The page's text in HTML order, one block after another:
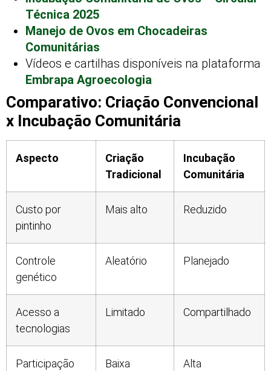
Técnica 2025
Manejo de Ovos em Chocadeiras
Comunitárias
Vídeos e cartilhas disponíveis na plataforma
Embrapa Agroecologia
Comparativo: Criação Convencional
x Incubação Comunitária
Aspecto
Criação
Tradicional
Incubação
Comunitária
Custo por
pintinho
Mais alto Reduzido
Controle
genético
Aleatório Planejado
Acesso a
tecnologias
Limitado Compartilhado
Participação
Baixa Alta